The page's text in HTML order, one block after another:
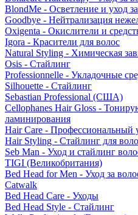
BlondMe - Осветление и уход
Goodbye - Нейтрализация
Oxigenta - Окислители и
Igora - Красители для волос
Natural Styling - Химическая
Osis - Стайлинг
Professionnelle - Укладочные
Silhouette - Стайлинг
Sebastian Professional (США)
Cellophanes Hair Gloss -
ламинирования
Hair Care - Профессиональный
Hair Styling - Стайлинг для
Seb Man - Уход и стайлинг
TIGI (Великобритания)
Bed Head for Men - Уход за
Catwalk
Bed Head Care - Уходы
Bed Head Style - Стайлинг